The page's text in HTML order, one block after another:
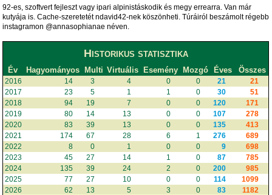
92-es, szoftvert fejleszt vagy ipari alpinistáskodik és megy errearra. Van már
kutyája is. Cache-szeretetét ndavid42-nek köszönheti. Túráiról beszámolt régebb
instagramon @annasophianae néven.
Historikus statisztika
Év Hagyományos Multi Virtuális Esemény Mozgó Éves Összes
2016 14 3 4 0 0 21
21
2017
23 5 1 1 0 30
51
2018
94 19 7 0 0 120
171
2019
80 14 13 0 0 107
278
2020
83 39 13 0 0 135
413
2021
174 67 28 6 1 276
689
2022
8 0 1 0 0 9
698
2023
45 27 14 1 0 87
785
2024
135 39 24 2 0 200
985
2025
77 27 10 0 0 114
1099
2026
62 13 5 3 0 83 1182